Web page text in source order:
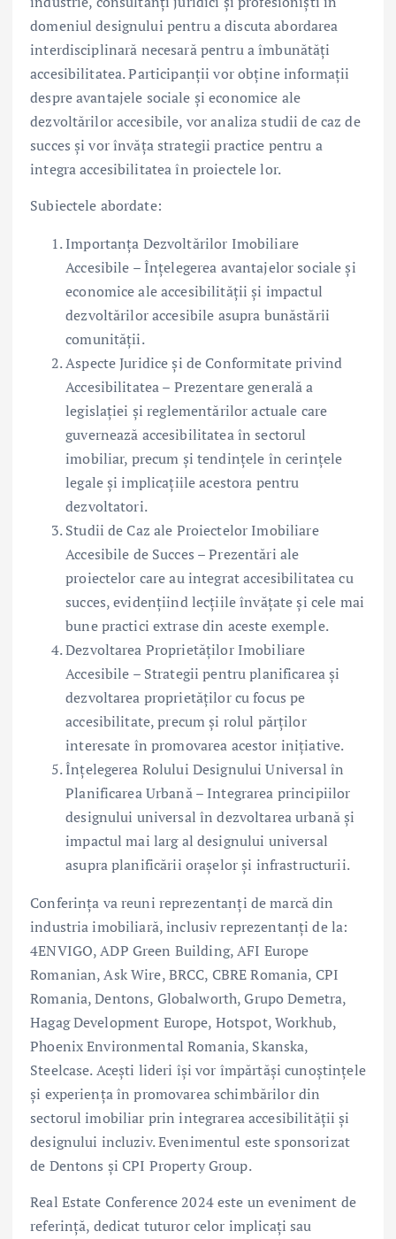
domeniul designului pentru a discuta abordarea
interdisciplinară necesară pentru a îmbunătăți
accesibilitatea. Participanții vor obține informații
despre avantajele sociale și economice ale
dezvoltărilor accesibile, vor analiza studii de caz de
succes și vor învăța strategii practice pentru a
integra accesibilitatea în proiectele lor.
Subiectele abordate:
Importanța Dezvoltărilor Imobiliare
Accesibile – Înțelegerea avantajelor sociale și
economice ale accesibilității și impactul
dezvoltărilor accesibile asupra bunăstării
comunității.
Aspecte Juridice și de Conformitate privind
Accesibilitatea – Prezentare generală a
legislației și reglementărilor actuale care
guvernează accesibilitatea în sectorul
imobiliar, precum și tendințele în cerințele
legale și implicațiile acestora pentru
dezvoltatori.
Studii de Caz ale Proiectelor Imobiliare
Accesibile de Succes – Prezentări ale
proiectelor care au integrat accesibilitatea cu
succes, evidențiind lecțiile învățate și cele mai
bune practici extrase din aceste exemple.
Dezvoltarea Proprietăților Imobiliare
Accesibile – Strategii pentru planificarea și
dezvoltarea proprietăților cu focus pe
accesibilitate, precum și rolul părților
interesate în promovarea acestor inițiative.
Înțelegerea Rolului Designului Universal în
Planificarea Urbană – Integrarea principiilor
designului universal în dezvoltarea urbană și
impactul mai larg al designului universal
asupra planificării orașelor și infrastructurii.
Conferința va reuni reprezentanți de marcă din
industria imobiliară, inclusiv reprezentanți de la:
4ENVIGO, ADP Green Building, AFI Europe
Romanian, Ask Wire, BRCC, CBRE Romania, CPI
Romania, Dentons, Globalworth, Grupo Demetra,
Hagag Development Europe, Hotspot, Workhub,
Phoenix Environmental Romania, Skanska,
Steelcase. Acești lideri își vor împărtăși cunoștințele
și experiența în promovarea schimbărilor din
sectorul imobiliar prin integrarea accesibilității și
designului incluziv. Evenimentul este sponsorizat
de Dentons și CPI Property Group.
Real Estate Conference 2024 este un eveniment de
referință, dedicat tuturor celor implicați sau